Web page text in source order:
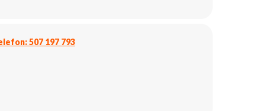
507 197 793